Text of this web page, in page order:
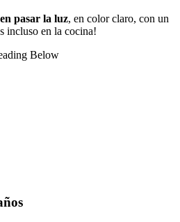
pasar la luz, en color claro, con un
incluso en la cocina!
Below